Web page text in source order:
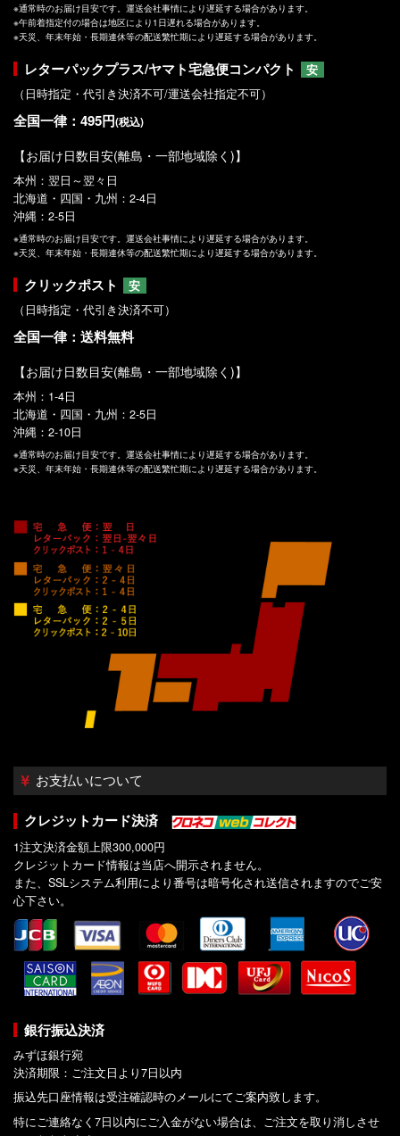
※通常時のお届け目安です。運送会社事情により遅延する場合があります。
※午前着指定付の場合は地区により1日遅れる場合があります。
※天災、年末年始・長期連休等の配送繁忙期により遅延する場合があります。
レターパックプラス/ヤマト宅急便コンパクト
安
（日時指定・代引き決済不可/運送会社指定不可）
全国一律：495円(税込)
【お届け日数目安(離島・一部地域除く)】
本州：翌日～翌々日
北海道・四国・九州：2-4日
沖縄：2-5日
※通常時のお届け目安です。運送会社事情により遅延する場合があります。
※天災、年末年始・長期連休等の配送繁忙期により遅延する場合があります。
クリックポスト
安
（日時指定・代引き決済不可）
全国一律：送料無料
【お届け日数目安(離島・一部地域除く)】
本州：1-4日
北海道・四国・九州：2-5日
沖縄：2-10日
※通常時のお届け目安です。運送会社事情により遅延する場合があります。
※天災、年末年始・長期連休等の配送繁忙期により遅延する場合があります。
お支払いについて
クレジットカード決済
1注文決済金額上限300,000円
クレジットカード情報は当店へ開示されません。
また、SSLシステム利用により番号は暗号化され送信されますのでご安
心下さい。
銀行振込決済
みずほ銀行宛
決済期限：ご注文日より7日以内
振込先口座情報は受注確認時のメールにてご案内致します。
特にご連絡なく7日以内にご入金がない場合は、ご注文を取り消しさせ